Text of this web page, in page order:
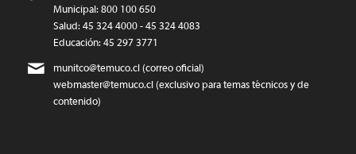
Municipal: 800 100 650
Salud: 45 324 4000 - 45 324 4083
Educación: 45 297 3771
munitco@temuco.cl(correo oficial)
webmaster@temuco.cl(exclusivo para temas técnicos y de
contenido)